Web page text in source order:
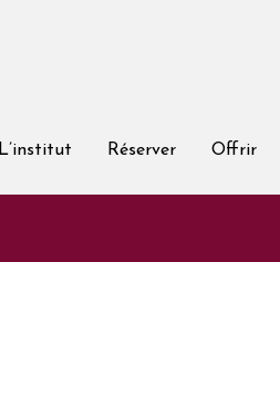
L’institut Réserver Offrir